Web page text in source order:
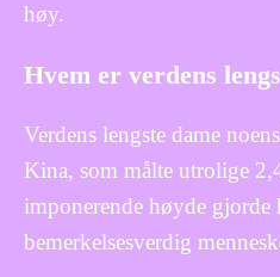
høy.
Hvem er verdens
Verdens lengste dame
Kina, som målte utrolige
imponerende høyde gjorde
bemerkelsesverdig